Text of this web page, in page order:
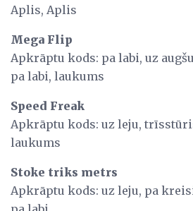
Aplis, Aplis
Mega Flip
Apkrāptu kods: pa labi, uz
pa labi, laukums
Speed ​​Freak
Apkrāptu kods: uz leju,
laukums
Stoke triks metrs
Apkrāptu kods: uz leju, pa